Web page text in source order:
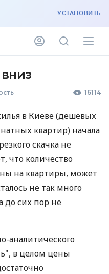
УСТАНОВИТЬ
16114
в Киеве (дешевых
квартир) начала
скачка не
что количество
на квартиры, может
не так много
до сих пор не
в целом цены